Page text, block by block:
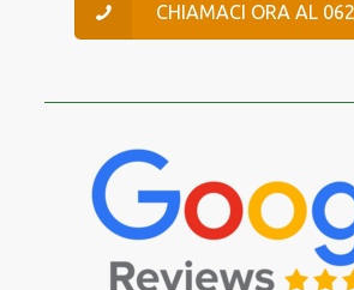
CHIAMACI ORA AL